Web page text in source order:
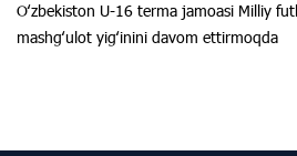
Oʻzbekiston U-16 terma jamoasi Milliy
mashgʻulot yigʻinini davom ettirmoqda